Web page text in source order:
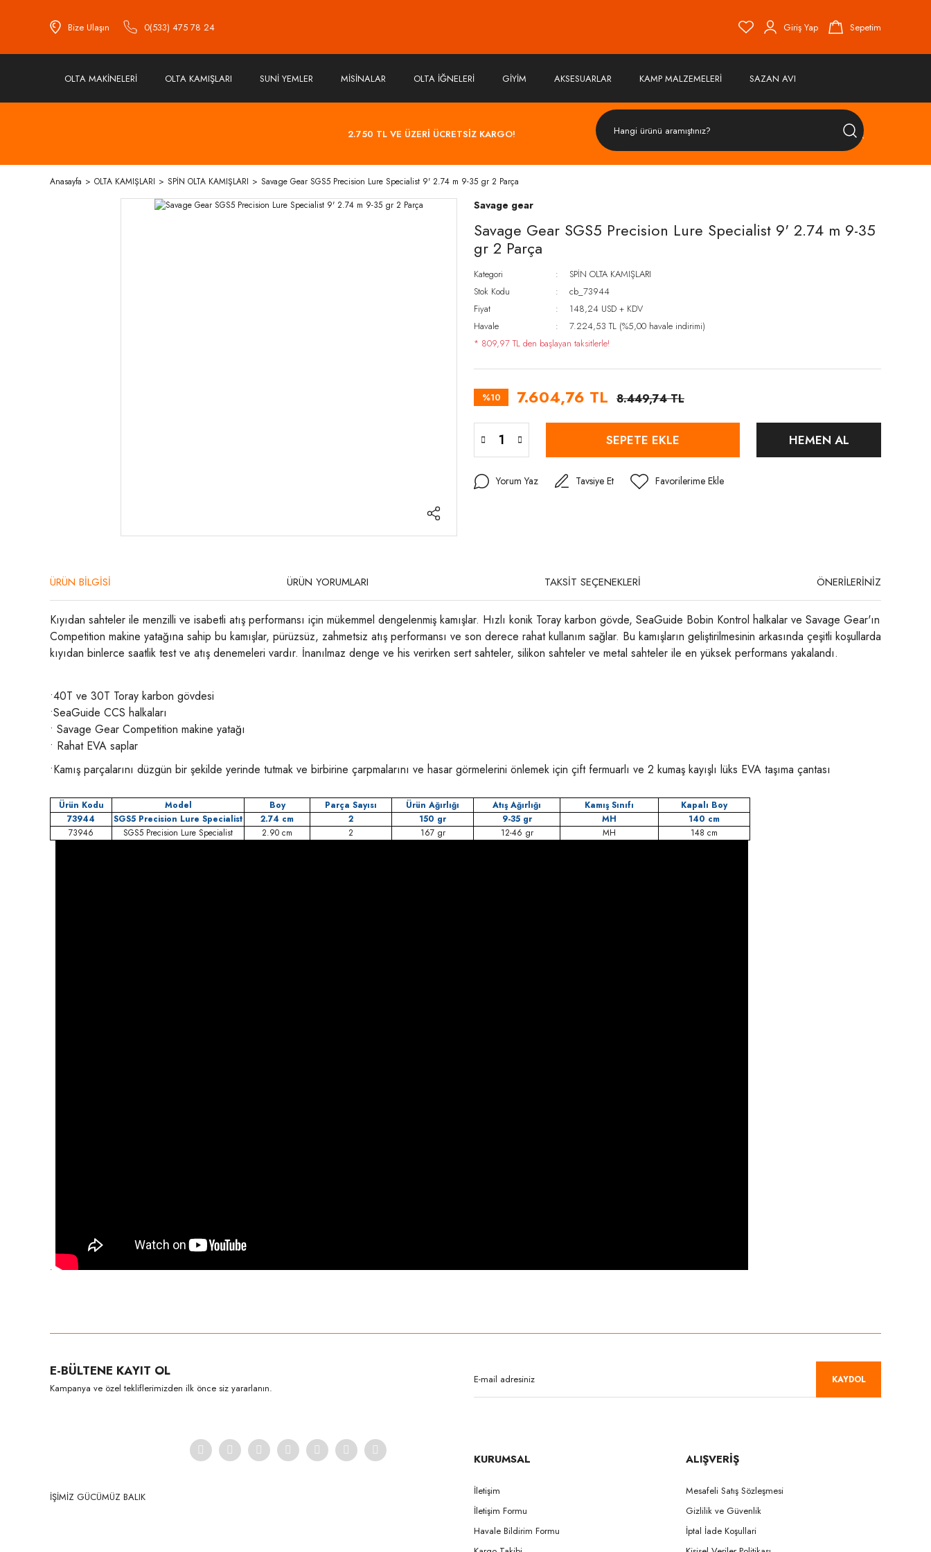
Bize Ulaşın 0(533) 475 78 24 Giriş Yap Sepetim
OLTA MAKİNELERİ OLTA KAMIŞLARI SUNİ YEMLER MİSİNALAR OLTA İĞNELERİ GİYİM AKSESUARLAR KAMP MALZEMELERİ SAZAN AVI
2.750 TL VE ÜZERİ ÜCRETSİZ KARGO!
ÜRÜN
Anasayfa OLTA KAMIŞLARI SPİN OLTA KAMIŞLARI Savage Gear SGS5 Precision Lure Specialist 9' 2.74 m 9-35 gr 2 Parça
Savage gear
Savage Gear SGS5 Precision Lure Specialist 9' 2.74 m 9-35
gr 2 Parça
Kategori
SPİN OLTA KAMIŞLARI
Stok Kodu
cb_73944
Fiyat
148,24 USD + KDV
Havale
7.224,53 TL (%5,00 havale indirimi)
* 809,97 TL den başlayan taksitlerle!
%10 7.604,76 TL 8.449,74 TL
SEPETE EKLE HEMEN AL
Yorum Yaz Tavsiye Et
ÜRÜN BİLGİSİ ÜRÜN YORUMLARI TAKSİT SEÇENEKLERİ ÖNERİLERİNİZ
Kıyıdan sahteler ile menzilli ve isabetli atış performansı için mükemmel dengelenmiş kamışlar. Hızlı konik Toray karbon gövde, SeaGuide Bobin Kontrol halkalar ve Savage Gear'ın
Competition makine yatağına sahip bu kamışlar, pürüzsüz, zahmetsiz atış performansı ve son derece rahat kullanım sağlar. Bu kamışların geliştirilmesinin arkasında çeşitli koşullarda
kıyıdan binlerce saatlik test ve atış denemeleri vardır. İnanılmaz denge ve his verirken sert sahteler, silikon sahteler ve metal sahteler ile en yüksek performans yakalandı.
•40T ve 30T Toray karbon gövdesi
•SeaGuide CCS halkaları
• Savage Gear Competition makine yatağı
• Rahat EVA saplar
•Kamış parçalarını düzgün bir şekilde yerinde tutmak ve birbirine çarpmalarını ve hasar görmelerini önlemek için çift fermuarlı ve 2 kumaş kayışlı lüks EVA taşıma çantası
Ürün Kodu Model Boy Parça Sayısı Ürün Ağırlığı Atış Ağırlığı Kamış Sınıfı
Kapalı Boy
73944
SGS5 Precision Lure Specialist 2.74 cm 2 150 gr 9-35 gr MH
140 cm
73946
SGS5 Precision Lure Specialist 2.90 cm 2 167 gr 12-46 gr MH 148 cm
.
Ürün açıklamasında eksik bilgiler bulunuyor.
Ürün bilgilerinde hatalar bulunuyor.
E-BÜLTENE KAYIT OL
Kampanya ve özel tekliflerimizden ilk önce siz yararlanın.
KAYDOL
İŞİMİZ GÜCÜMÜZ BALIK
KURUMSAL
İletişim
İletişim Formu
Havale Bildirim Formu
ALIŞVERİŞ
Mesafeli Satış Sözleşmesi
Gizlilik ve Güvenlik
İptal İade Koşullari